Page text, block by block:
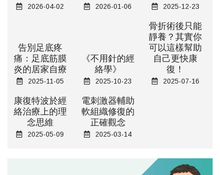
2026-04-02 2026-01-06 2025-12-23
告別足底疼
痛：足底筋膜
炎的居家自療
2025-11-05
《不用針的經
絡學》
2025-10-23
骨折術後只能
靜養？其實你
可以這樣幫助
自己更快康
復！
2025-07-16
康復特波於經
絡治療上的理
念思維
2025-05-09
電刺激器輔助
軟組織修復的
正確觀念
2025-03-14